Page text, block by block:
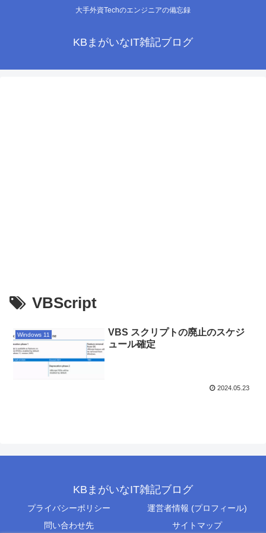
大手外資Techのエンジニアの備忘録
KBまがいなIT雑記ブログ
VBScript
Windows 11
VBS スクリプトの廃止のスケジ
ュール確定
2024.05.23
KBまがいなIT雑記ブログ
プライバシーポリシー
運営者情報 (プロフィール)
問い合わせ先
サイトマップ